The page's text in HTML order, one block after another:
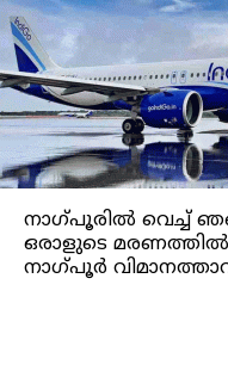
നാഗ്പൂരിൽ വെച്ച്
ഒരാളുടെ
നാഗ്പൂർ